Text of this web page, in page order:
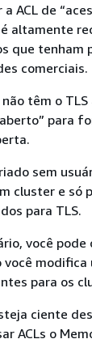
ACL de
altamente
que
comerciais.
têm o
para
sem
cluster e só
para TLS.
você
você
para os
ciente
ACLs o